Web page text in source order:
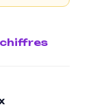
chiffres